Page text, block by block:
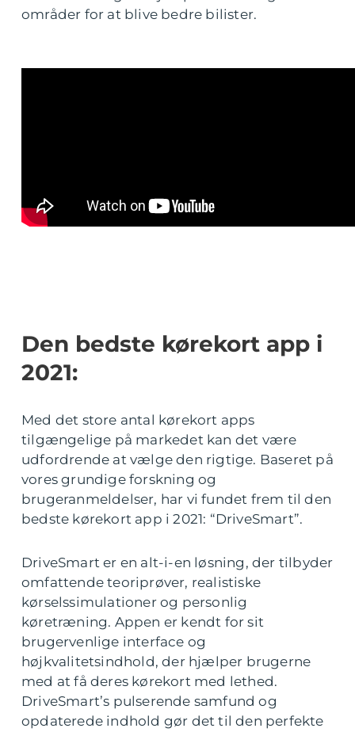
områder for at blive bedre bilister.
Den bedste kørekort app i
2021:
Med det store antal kørekort apps
tilgængelige på markedet kan det være
udfordrende at vælge den rigtige. Baseret på
vores grundige forskning og
brugeranmeldelser, har vi fundet frem til den
bedste kørekort app i 2021: “DriveSmart”.
DriveSmart er en alt-i-en løsning, der tilbyder
omfattende teoriprøver, realistiske
kørselssimulationer og personlig
køretræning. Appen er kendt for sit
brugervenlige interface og
højkvalitetsindhold, der hjælper brugerne
med at få deres kørekort med lethed.
DriveSmart’s pulserende samfund og
opdaterede indhold gør det til den perfekte